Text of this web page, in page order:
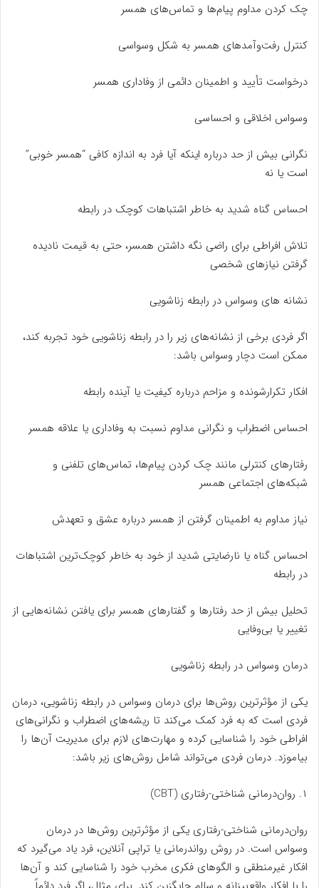
چک کردن مداوم پیام‌ها و تماس‌های همسر
کنترل رفت‌وآمدهای همسر به شکل وسواسی
درخواست تأیید و اطمینان دائمی از وفاداری همسر
وسواس اخلاقی و احساسی
نگرانی بیش از حد درباره اینکه آیا فرد به اندازه کافی “همسر خوبی”
است یا نه
احساس گناه شدید به خاطر اشتباهات کوچک در رابطه
تلاش افراطی برای راضی نگه داشتن همسر، حتی به قیمت نادیده
گرفتن نیازهای شخصی
نشانه‌‌ های وسواس در رابطه زناشویی
اگر فردی برخی از نشانه‌های زیر را در رابطه زناشویی خود تجربه کند،
ممکن است دچار وسواس باشد:
افکار تکرارشونده و مزاحم درباره کیفیت یا آینده رابطه
احساس اضطراب و نگرانی مداوم نسبت به وفاداری یا علاقه همسر
رفتارهای کنترلی مانند چک کردن پیام‌ها، تماس‌های تلفنی و
شبکه‌های اجتماعی همسر
نیاز مداوم به اطمینان گرفتن از همسر درباره عشق و تعهدش
احساس گناه یا نارضایتی شدید از خود به خاطر کوچک‌ترین اشتباهات
در رابطه
تحلیل بیش از حد رفتارها و گفتارهای همسر برای یافتن نشانه‌هایی از
تغییر یا بی‌وفایی
درمان وسواس در رابطه زناشویی
یکی از مؤثرترین روش‌ها برای درمان وسواس در رابطه زناشویی، درمان
فردی است که به فرد کمک می‌کند تا ریشه‌های اضطراب و نگرانی‌های
افراطی خود را شناسایی کرده و مهارت‌های لازم برای مدیریت آن‌ها را
بیاموزد. درمان فردی می‌تواند شامل روش‌های زیر باشد:
۱. روان‌درمانی شناختی-رفتاری (CBT)
روان‌درمانی شناختی-رفتاری یکی از مؤثرترین روش‌ها در درمان
وسواس است. در روش رواندرمانی یا تراپی آنلاین، فرد یاد می‌گیرد که
افکار غیرمنطقی و الگوهای فکری مخرب خود را شناسایی کند و آن‌ها